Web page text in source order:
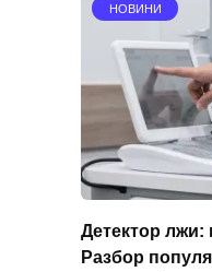
НОВИНИ
Детектор
Разбор